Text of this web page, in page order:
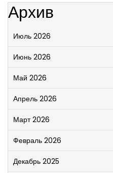
Архив
Июль 2026
Июнь 2026
Май 2026
Апрель 2026
Март 2026
Февраль 2026
Декабрь 2025